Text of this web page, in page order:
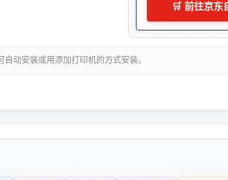
🛒 前往京东
动安装或用添加打印机的方式安装。